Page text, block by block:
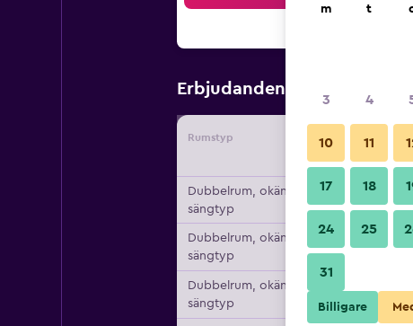
Erbjudanden från
Rumstyp Leverantör
Dubbelrum, okänd
sängtyp
Dubbelrum, okänd
sängtyp
Dubbelrum, okänd
sängtyp
m t
3 4
10 11
17 18
24 25
31
Billigare